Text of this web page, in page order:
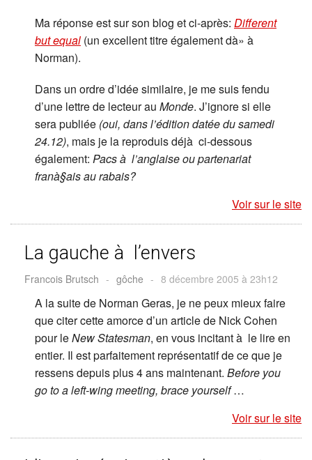
Ma réponse est sur son blog et ci-après: Different
but equal (un excellent titre également dà» à
Norman).
Dans un ordre d’idée similaire, je me suis fendu
d’une lettre de lecteur au Monde. J’ignore si elle
sera publiée (oui, dans l’édition datée du samedi
24.12), mais je la reproduis déjà ci-dessous
également: Pacs à l’anglaise ou partenariat
franà§ais au rabais?
Voir sur le site
La gauche à l’envers
Francois Brutsch - gôche - 8 décembre 2005 à 23h12
A la suite de Norman Geras, je ne peux mieux faire
que citer cette amorce d’un article de Nick Cohen
pour leNew Statesman, en vous incitant à le lire en
entier. Il est parfaitement représentatif de ce que je
ressens depuis plus 4 ans maintenant. Before you
go to a left-wing meeting, brace yourself…
Voir sur le site